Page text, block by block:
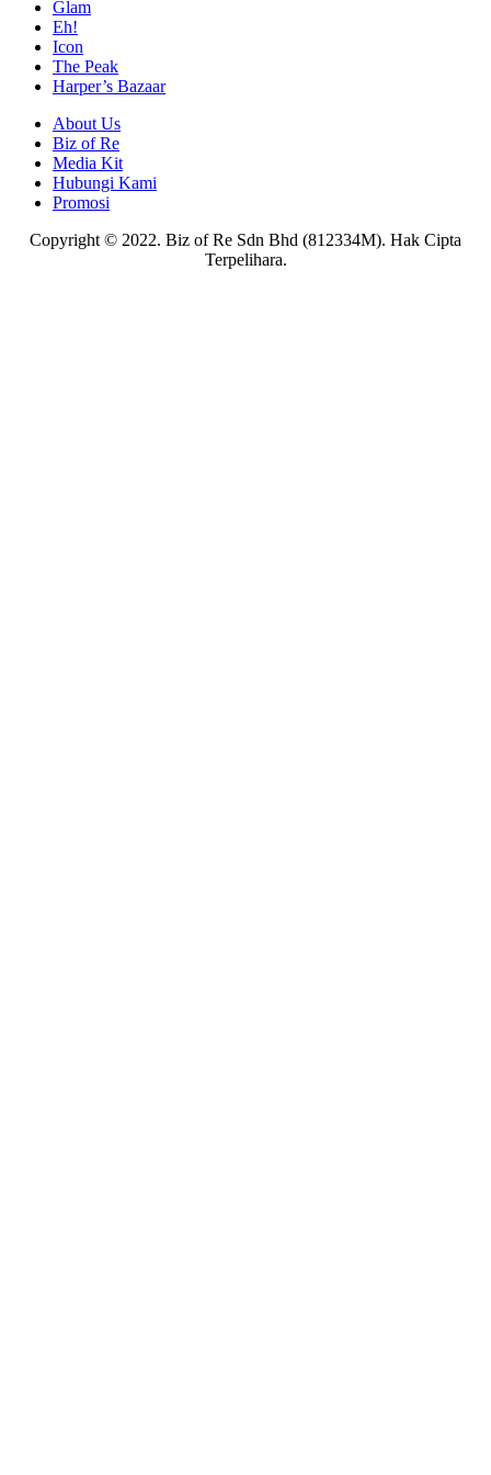
Glam
Eh!
Icon
The Peak
Harper’s Bazaar
About Us
Biz of Re
Media Kit
Hubungi Kami
Promosi
Copyright © 2022. Biz of Re Sdn Bhd (812334M). Hak Cipta
Terpelihara.